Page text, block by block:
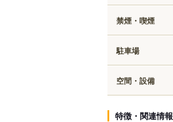
禁煙・喫煙
駐車場
空間・設備
特徴・関連情報